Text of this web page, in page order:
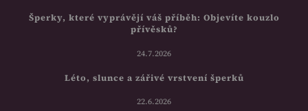
Šperky, které vyprávějí váš příběh: Objevíte kouzlo
přívěsků?
24.7.2026
Léto, slunce a zářivé vrstvení šperků
22.6.2026